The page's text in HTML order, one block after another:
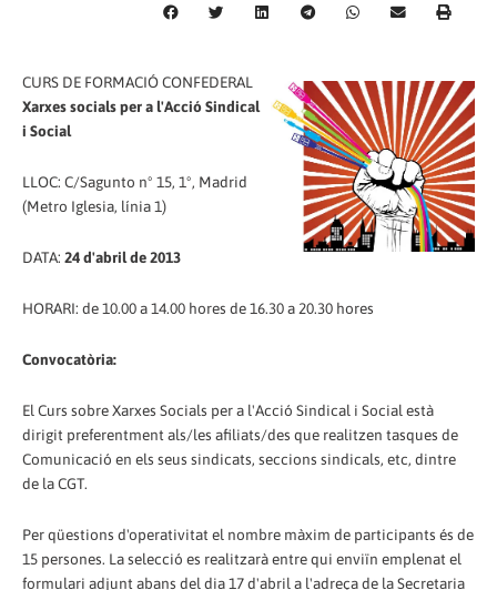
CURS DE FORMACIÓ CONFEDERAL
Xarxes socials per a l'Acció Sindical
i Social
LLOC: C/Sagunto nº 15, 1º, Madrid
(Metro Iglesia, línia 1)
DATA: 24 d'abril de 2013
HORARI: de 10.00 a 14.00 hores de 16.30 a 20.30 hores
Convocatòria:
El Curs sobre Xarxes Socials per a l'Acció Sindical i Social està
dirigit preferentment als/les afiliats/des que realitzen tasques de
Comunicació en els seus sindicats, seccions sindicals, etc, dintre
de la CGT.
Per qüestions d'operativitat el nombre màxim de participants és de
15 persones. La selecció es realitzarà entre qui enviïn emplenat el
formulari adjunt abans del dia 17 d'abril a l'adreça de la Secretaria